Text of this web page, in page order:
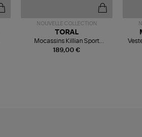
NOUVELLE COLLECTION
189,00 €
TORAL
Mocassins Killian Sport
Mousse